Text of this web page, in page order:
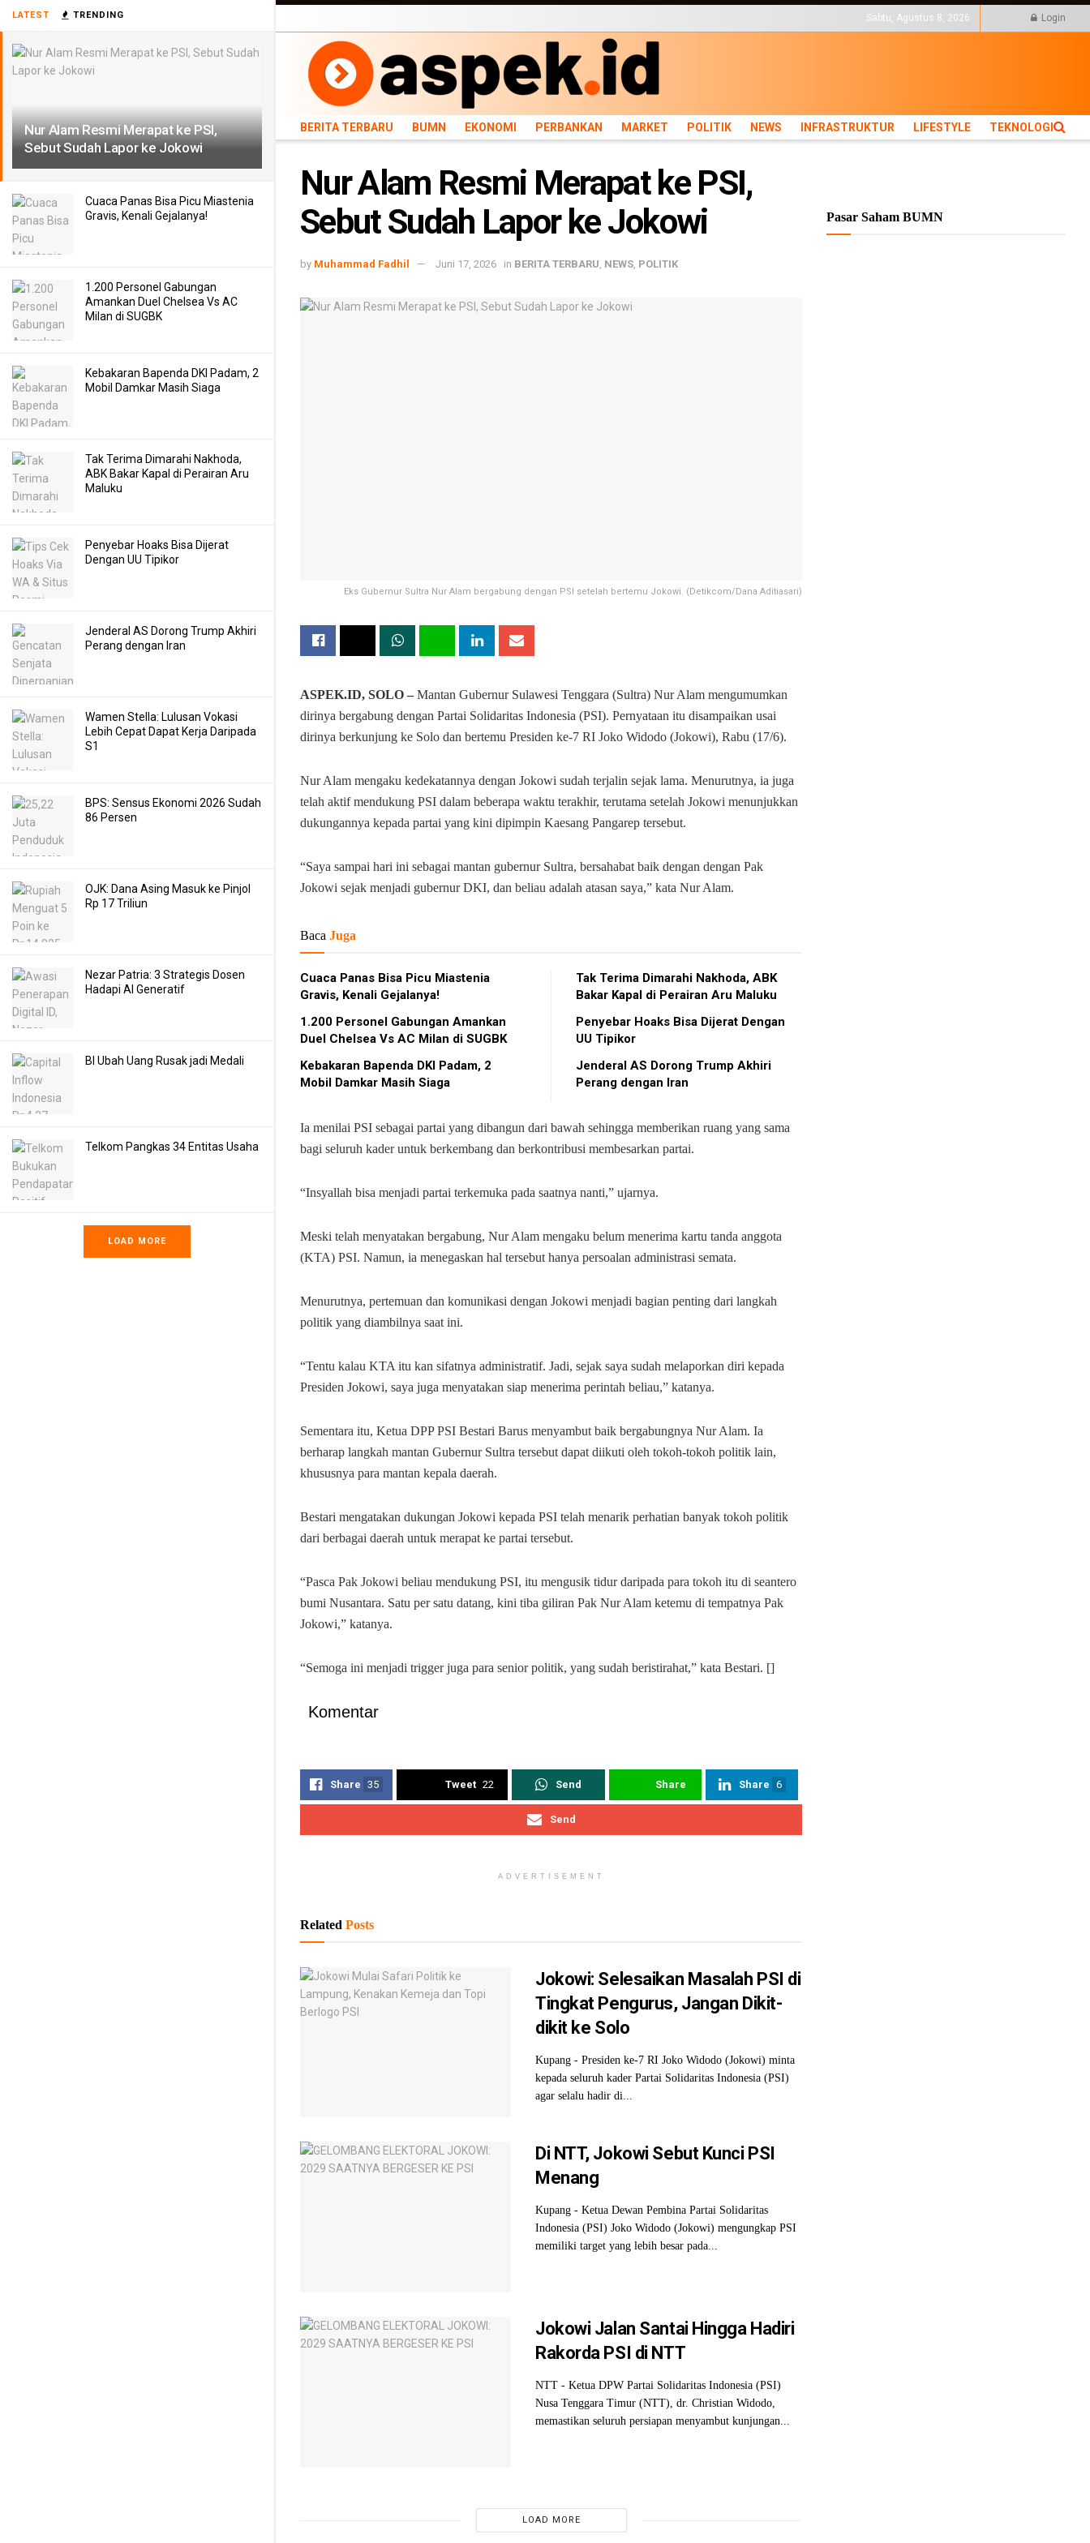
LATEST TRENDING
Nur Alam Resmi Merapat ke PSI,
Sebut Sudah Lapor ke Jokowi
Cuaca Panas Bisa Picu Miastenia
Gravis, Kenali Gejalanya!
1.200 Personel Gabungan
Amankan Duel Chelsea Vs AC
Milan di SUGBK
Kebakaran Bapenda DKI Padam, 2
Mobil Damkar Masih Siaga
Tak Terima Dimarahi Nakhoda,
ABK Bakar Kapal di Perairan Aru
Maluku
Penyebar Hoaks Bisa Dijerat
Dengan UU Tipikor
Jenderal AS Dorong Trump Akhiri
Perang dengan Iran
Wamen Stella: Lulusan Vokasi
Lebih Cepat Dapat Kerja Daripada
S1
BPS: Sensus Ekonomi 2026 Sudah
86 Persen
OJK: Dana Asing Masuk ke Pinjol
Rp 17 Triliun
Nezar Patria: 3 Strategis Dosen
Hadapi AI Generatif
BI Ubah Uang Rusak jadi Medali
Telkom Pangkas 34 Entitas Usaha
LOAD MORE
Sabtu, Agustus 8, 2026 Login
BERITA TERBARU BUMN EKONOMI PERBANKAN MARKET POLITIK NEWS INFRASTRUKTUR LIFESTYLE TEKNOLOGI
Nur Alam Resmi Merapat ke PSI,
Sebut Sudah Lapor ke Jokowi
by Muhammad Fadhil Juni 17, 2026 in BERITA TERBARU NEWS POLITIK
Eks Gubernur Sultra Nur Alam bergabung dengan PSI setelah bertemu Jokowi. (Detikcom/Dana Aditiasari)
ASPEK.ID, SOLO – Mantan Gubernur Sulawesi Tenggara (Sultra) Nur Alam mengumumkan
dirinya bergabung dengan Partai Solidaritas Indonesia (PSI). Pernyataan itu disampaikan usai
dirinya berkunjung ke Solo dan bertemu Presiden ke-7 RI Joko Widodo (Jokowi), Rabu (17/6).
Nur Alam mengaku kedekatannya dengan Jokowi sudah terjalin sejak lama. Menurutnya, ia juga
telah aktif mendukung PSI dalam beberapa waktu terakhir, terutama setelah Jokowi menunjukkan
dukungannya kepada partai yang kini dipimpin Kaesang Pangarep tersebut.
“Saya sampai hari ini sebagai mantan gubernur Sultra, bersahabat baik dengan dengan Pak
Jokowi sejak menjadi gubernur DKI, dan beliau adalah atasan saya,” kata Nur Alam.
Baca Juga
Cuaca Panas Bisa Picu Miastenia
Gravis, Kenali Gejalanya!
1.200 Personel Gabungan Amankan
Duel Chelsea Vs AC Milan di SUGBK
Kebakaran Bapenda DKI Padam, 2
Mobil Damkar Masih Siaga
Tak Terima Dimarahi Nakhoda, ABK
Bakar Kapal di Perairan Aru Maluku
Penyebar Hoaks Bisa Dijerat Dengan
UU Tipikor
Jenderal AS Dorong Trump Akhiri
Perang dengan Iran
Ia menilai PSI sebagai partai yang dibangun dari bawah sehingga memberikan ruang yang sama
bagi seluruh kader untuk berkembang dan berkontribusi membesarkan partai.
“Insyallah bisa menjadi partai terkemuka pada saatnya nanti,” ujarnya.
Meski telah menyatakan bergabung, Nur Alam mengaku belum menerima kartu tanda anggota
(KTA) PSI. Namun, ia menegaskan hal tersebut hanya persoalan administrasi semata.
Menurutnya, pertemuan dan komunikasi dengan Jokowi menjadi bagian penting dari langkah
politik yang diambilnya saat ini.
“Tentu kalau KTA itu kan sifatnya administratif. Jadi, sejak saya sudah melaporkan diri kepada
Presiden Jokowi, saya juga menyatakan siap menerima perintah beliau,” katanya.
Sementara itu, Ketua DPP PSI Bestari Barus menyambut baik bergabungnya Nur Alam. Ia
berharap langkah mantan Gubernur Sultra tersebut dapat diikuti oleh tokoh-tokoh politik lain,
khususnya para mantan kepala daerah.
Bestari mengatakan dukungan Jokowi kepada PSI telah menarik perhatian banyak tokoh politik
dari berbagai daerah untuk merapat ke partai tersebut.
“Pasca Pak Jokowi beliau mendukung PSI, itu mengusik tidur daripada para tokoh itu di seantero
bumi Nusantara. Satu per satu datang, kini tiba giliran Pak Nur Alam ketemu di tempatnya Pak
Jokowi,” katanya.
“Semoga ini menjadi trigger juga para senior politik, yang sudah beristirahat,” kata Bestari. []
Komentar
Share 35 Tweet 22 Send Share Share 6
Send
ADVERTISEMENT
Related Posts
Jokowi: Selesaikan Masalah PSI di
Tingkat Pengurus, Jangan Dikit-
dikit ke Solo
Kupang - Presiden ke-7 RI Joko Widodo (Jokowi) minta
kepada seluruh kader Partai Solidaritas Indonesia (PSI)
agar selalu hadir di...
Di NTT, Jokowi Sebut Kunci PSI
Menang
Kupang - Ketua Dewan Pembina Partai Solidaritas
Indonesia (PSI) Joko Widodo (Jokowi) mengungkap PSI
memiliki target yang lebih besar pada...
Jokowi Jalan Santai Hingga Hadiri
Rakorda PSI di NTT
NTT - Ketua DPW Partai Solidaritas Indonesia (PSI)
Nusa Tenggara Timur (NTT), dr. Christian Widodo,
memastikan seluruh persiapan menyambut kunjungan...
LOAD MORE
Pasar Saham BUMN